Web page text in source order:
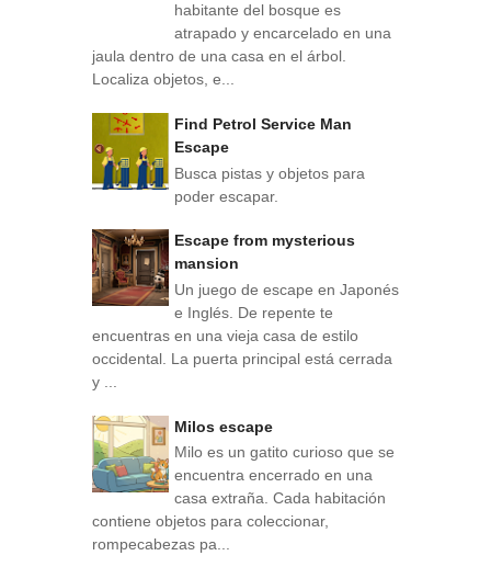
habitante del bosque es
atrapado y encarcelado en una
jaula dentro de una casa en el árbol.
Localiza objetos, e...
Find Petrol Service Man
Escape
Busca pistas y objetos para
poder escapar.
Escape from mysterious
mansion
Un juego de escape en Japonés
e Inglés. De repente te
encuentras en una vieja casa de estilo
occidental. La puerta principal está cerrada
y ...
Milos escape
Milo es un gatito curioso que se
encuentra encerrado en una
casa extraña. Cada habitación
contiene objetos para coleccionar,
rompecabezas pa...